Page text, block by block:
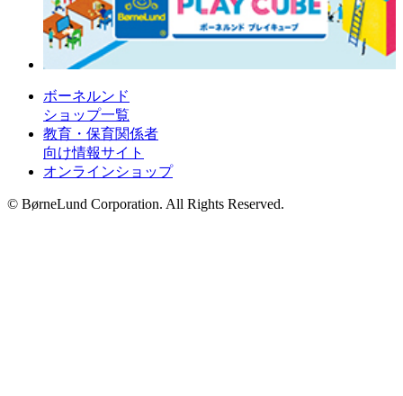
ボーネルンド
ショップ一覧
教育・保育関係者
向け情報サイト
オンラインショップ
© BørneLund Corporation. All Rights Reserved.